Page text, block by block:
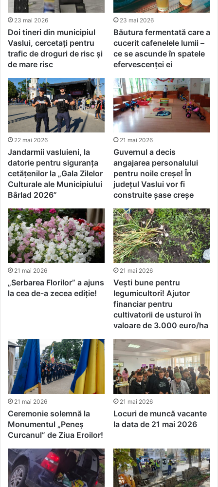
23 mai 2026
Doi tineri din municipiul
Vaslui, cercetați pentru
trafic de droguri de risc și
de mare risc
23 mai 2026
Băutura fermentată care a
cucerit cafenelele lumii –
ce se ascunde în spatele
efervescenței ei
22 mai 2026
Jandarmii vasluieni, la
datorie pentru siguranța
cetățenilor la „Gala Zilelor
Culturale ale Municipiului
Bârlad 2026”
21 mai 2026
Guvernul a decis
angajarea personalului
pentru noile creșe! În
județul Vaslui vor fi
construite șase creșe
21 mai 2026
„Serbarea Florilor” a ajuns
la cea de-a zecea ediție!
21 mai 2026
Vești bune pentru
legumicultori! Ajutor
financiar pentru
cultivatorii de usturoi în
valoare de 3.000 euro/ha
21 mai 2026
Ceremonie solemnă la
Monumentul „Peneș
Curcanul” de Ziua Eroilor!
21 mai 2026
Locuri de muncă vacante
la data de 21 mai 2026